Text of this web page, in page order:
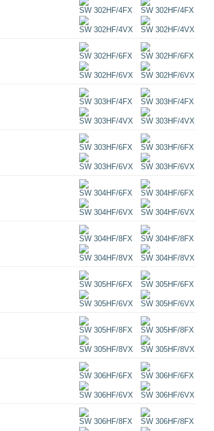
SW 302HF/4FX
SW 302HF/4VX
SW 302HF/4FX
SW 302HF/4VX
SW 302HF/6FX
SW 302HF/6VX
SW 302HF/6FX
SW 302HF/6VX
SW 303HF/4FX
SW 303HF/4VX
SW 303HF/4FX
SW 303HF/4VX
SW 303HF/6FX
SW 303HF/6VX
SW 303HF/6FX
SW 303HF/6VX
SW 304HF/6FX
SW 304HF/6VX
SW 304HF/6FX
SW 304HF/6VX
SW 304HF/8FX
SW 304HF/8VX
SW 304HF/8FX
SW 304HF/8VX
SW 305HF/6FX
SW 305HF/6VX
SW 305HF/6FX
SW 305HF/6VX
SW 305HF/8FX
SW 305HF/8VX
SW 305HF/8FX
SW 305HF/8VX
SW 306HF/6FX
SW 306HF/6VX
SW 306HF/6FX
SW 306HF/6VX
SW 306HF/8FX SW 306HF/8FX